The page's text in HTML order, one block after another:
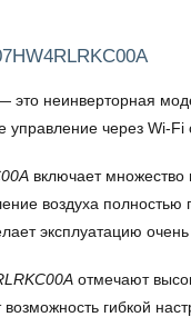
это неинверторная
через Wi-Fi
включает
воздуха
эксплуатацию очень
отмечают
гибкой